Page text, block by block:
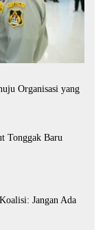
Organisasi yang
Tonggak Baru
Jangan Ada